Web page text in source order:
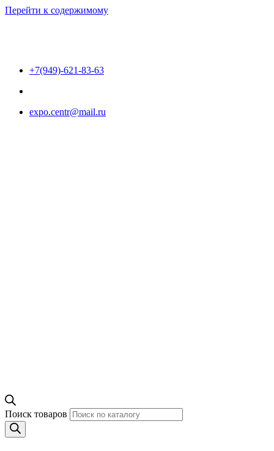
Перейти к содержимому
+7(949)-621-83-63
expo.centr@mail.ru
Поиск товаров